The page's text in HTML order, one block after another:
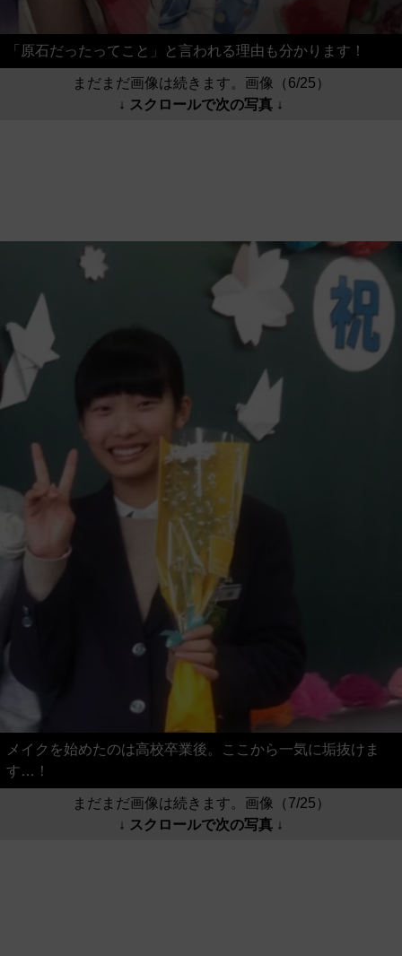
「原石だったってこと」と言われる理由も分かります！
まだまだ画像は続きます。画像（6/25）
↓ スクロールで次の写真 ↓
メイクを始めたのは高校卒業後。ここから一気に垢抜けま
す…！
まだまだ画像は続きます。画像（7/25）
↓ スクロールで次の写真 ↓